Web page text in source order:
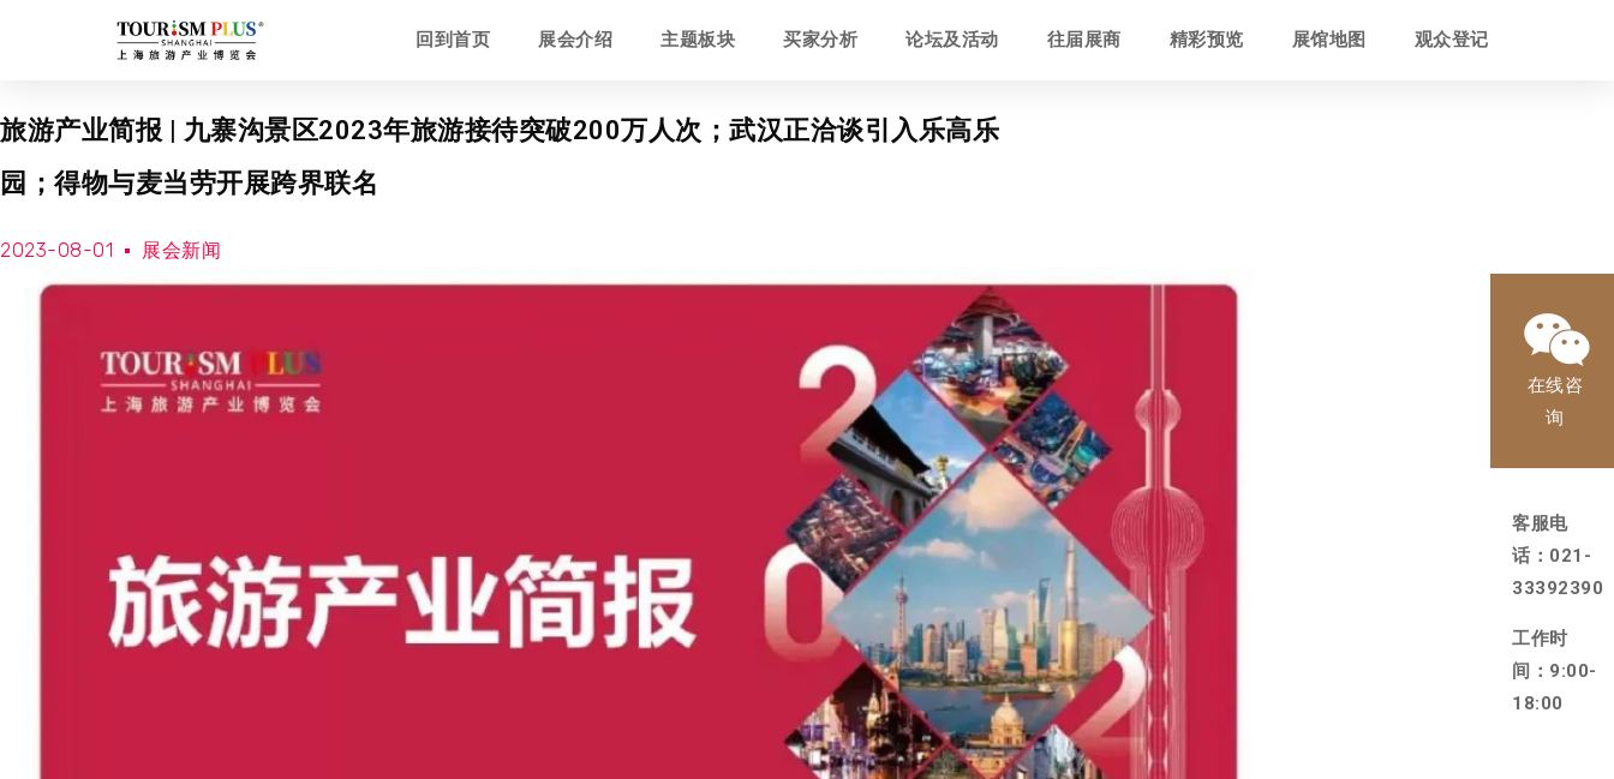
回到首页 展会介绍 主题板块 买家分析 论坛及活动 往届展商 精彩预览 展馆地图 观众登记
旅游产业简报 | 九寨沟景区2023年旅游接待突破200万人次；武汉正洽谈引入乐高乐
园；得物与麦当劳开展跨界联名
2023-08-01 展会新闻
在线咨
询
客服电
话：021-
33392390
工作时
间：9:00-
18:00